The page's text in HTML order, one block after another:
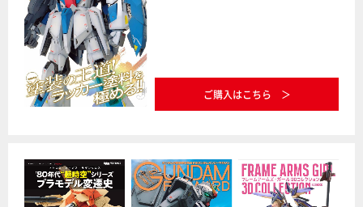
ご購入はこちら